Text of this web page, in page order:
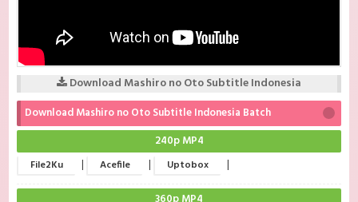
Download Mashiro no Oto Subtitle Indonesia
Download Mashiro no Oto Subtitle Indonesia Batch
240p MP4
File2Ku | Acefile | Uptobox |